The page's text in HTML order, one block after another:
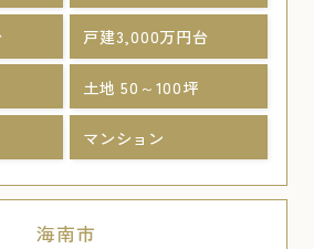
戸建3,000万円台
土地 50～100坪
マンション
海南市